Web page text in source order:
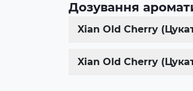
Дозування
Xian Old Cherry
Xian Old Cherry